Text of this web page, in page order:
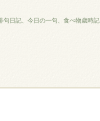
句日記、今日の一句、食べ物歳時記